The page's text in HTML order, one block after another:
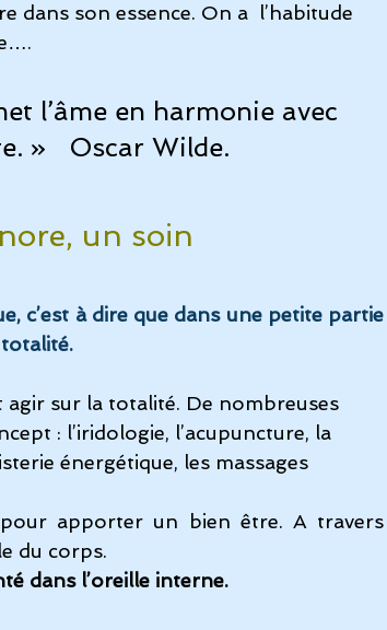
dans son essence. On a  l’habitude
l’âme en harmonie avec
»   Oscar Wilde.
un soin
c’est à dire que dans une petite partie
sur la totalité. De nombreuses
: l’iridologie, l’acupuncture, la
énergétique, les massages
pour apporter un bien être. A travers
du corps.
dans l’oreille interne.